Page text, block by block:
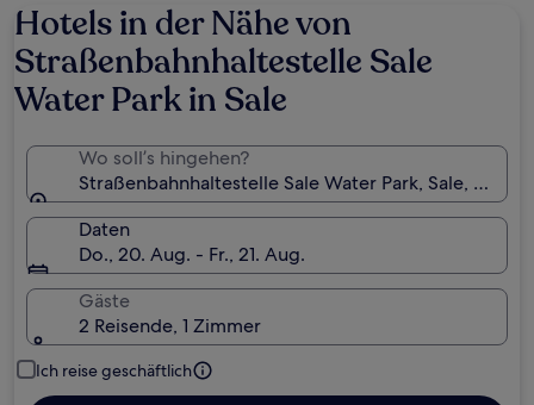
Hotels in der Nähe von
Straßenbahnhaltestelle Sale
Water Park in Sale
Wo soll’s hingehen?
Straßenbahnhaltestelle Sale Water Park, Sale,
Daten
Do., 20. Aug. - Fr., 21. Aug.
Gäste
2 Reisende, 1 Zimmer
Ich reise geschäftlich